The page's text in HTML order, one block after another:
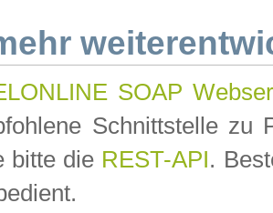
SOAP
Schnittstelle zu
bitte die REST-API.